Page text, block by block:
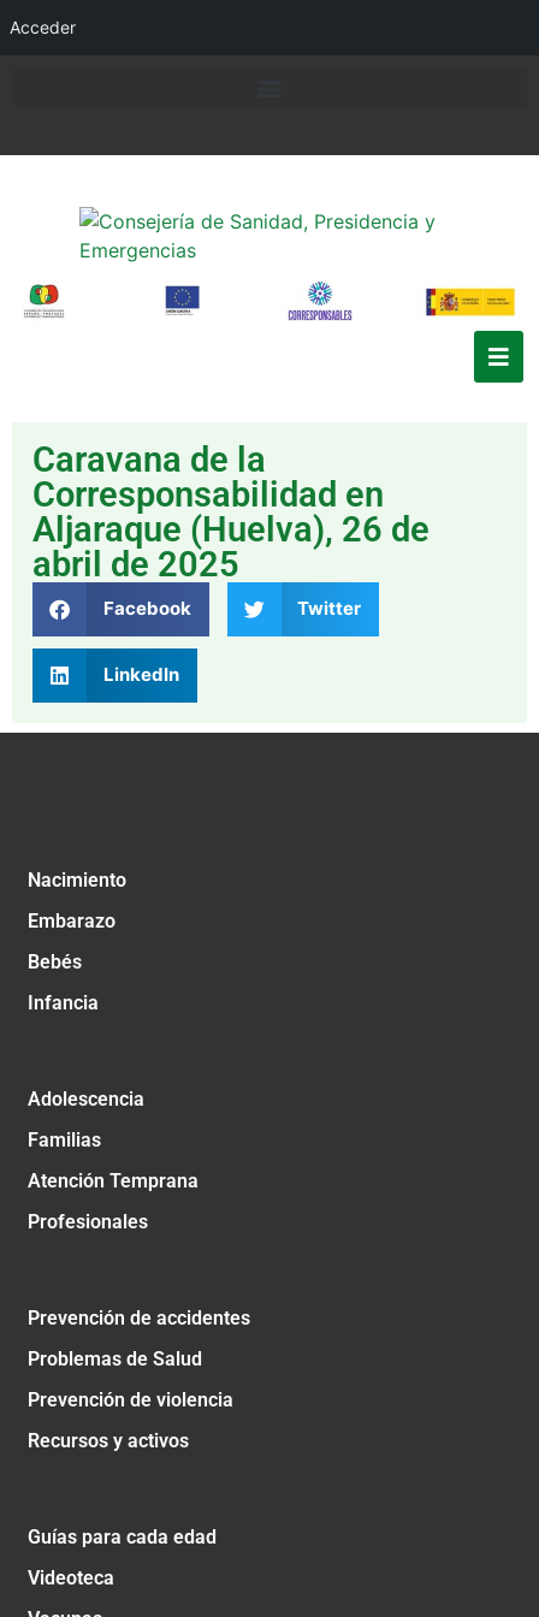
Acceder
Caravana de la
Corresponsabilidad en
Aljaraque (Huelva), 26 de
abril de 2025
Facebook Twitter
LinkedIn
Nacimiento
Embarazo
Bebés
Infancia
Adolescencia
Familias
Atención Temprana
Profesionales
Prevención de accidentes
Problemas de Salud
Prevención de violencia
Recursos y activos
Guías para cada edad
Videoteca